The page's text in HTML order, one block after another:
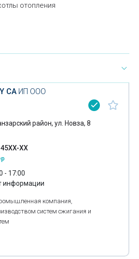
отопления
ворота
CA ИП ООО
район, ул. Новза, 8
XX
- 17:00
информации
компания,
систем сжигания и